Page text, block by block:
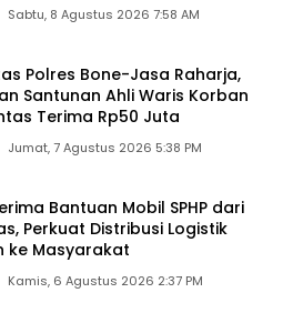
Sabtu, 8 Agustus 2026 7:58 AM
Polres Bone-Jasa Raharja,
Santunan Ahli Waris Korban
Terima Rp50 Juta
Jumat, 7 Agustus 2026 5:38 PM
Bantuan Mobil SPHP dari
Perkuat Distribusi Logistik
ke Masyarakat
Kamis, 6 Agustus 2026 2:37 PM